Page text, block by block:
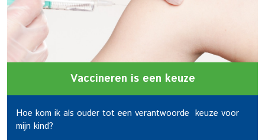
Vaccineren is een keuze
Hoe kom ik als ouder tot een verantwoorde keuze voor
mijn kind?